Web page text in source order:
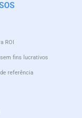
ROI
fins lucrativos
referência